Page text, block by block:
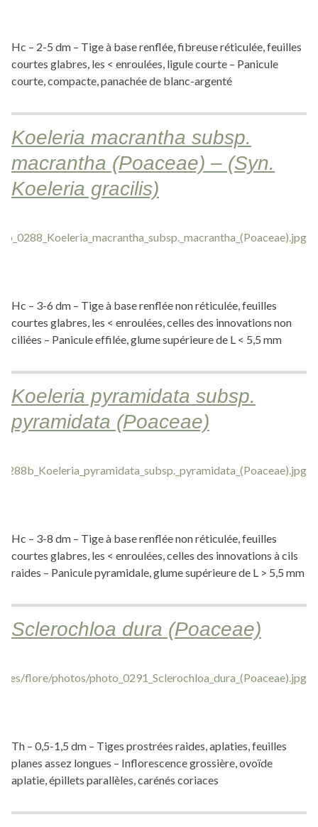
Hc – 2-5 dm – Tige à base renflée, fibreuse réticulée, feuilles
courtes glabres, les < enroulées, ligule courte – Panicule
courte, compacte, panachée de blanc-argenté
Koeleria macrantha subsp.
macrantha (Poaceae) – (Syn.
Koeleria gracilis)
Hc – 3-6 dm – Tige à base renflée non réticulée, feuilles
courtes glabres, les < enroulées, celles des innovations non
ciliées – Panicule effilée, glume supérieure de L < 5,5 mm
Koeleria pyramidata subsp.
pyramidata (Poaceae)
Hc – 3-8 dm – Tige à base renflée non réticulée, feuilles
courtes glabres, les < enroulées, celles des innovations à cils
raides – Panicule pyramidale, glume supérieure de L > 5,5 mm
Sclerochloa dura (Poaceae)
Th – 0,5-1,5 dm – Tiges prostrées raides, aplaties, feuilles
planes assez longues – Inflorescence grossière, ovoïde
aplatie, épillets parallèles, carénés coriaces